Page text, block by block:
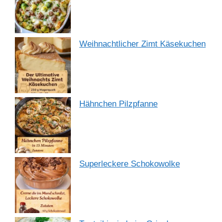
Weihnachtlicher Zimt Käsekuchen
Hähnchen Pilzpfanne
Superleckere Schokowolke